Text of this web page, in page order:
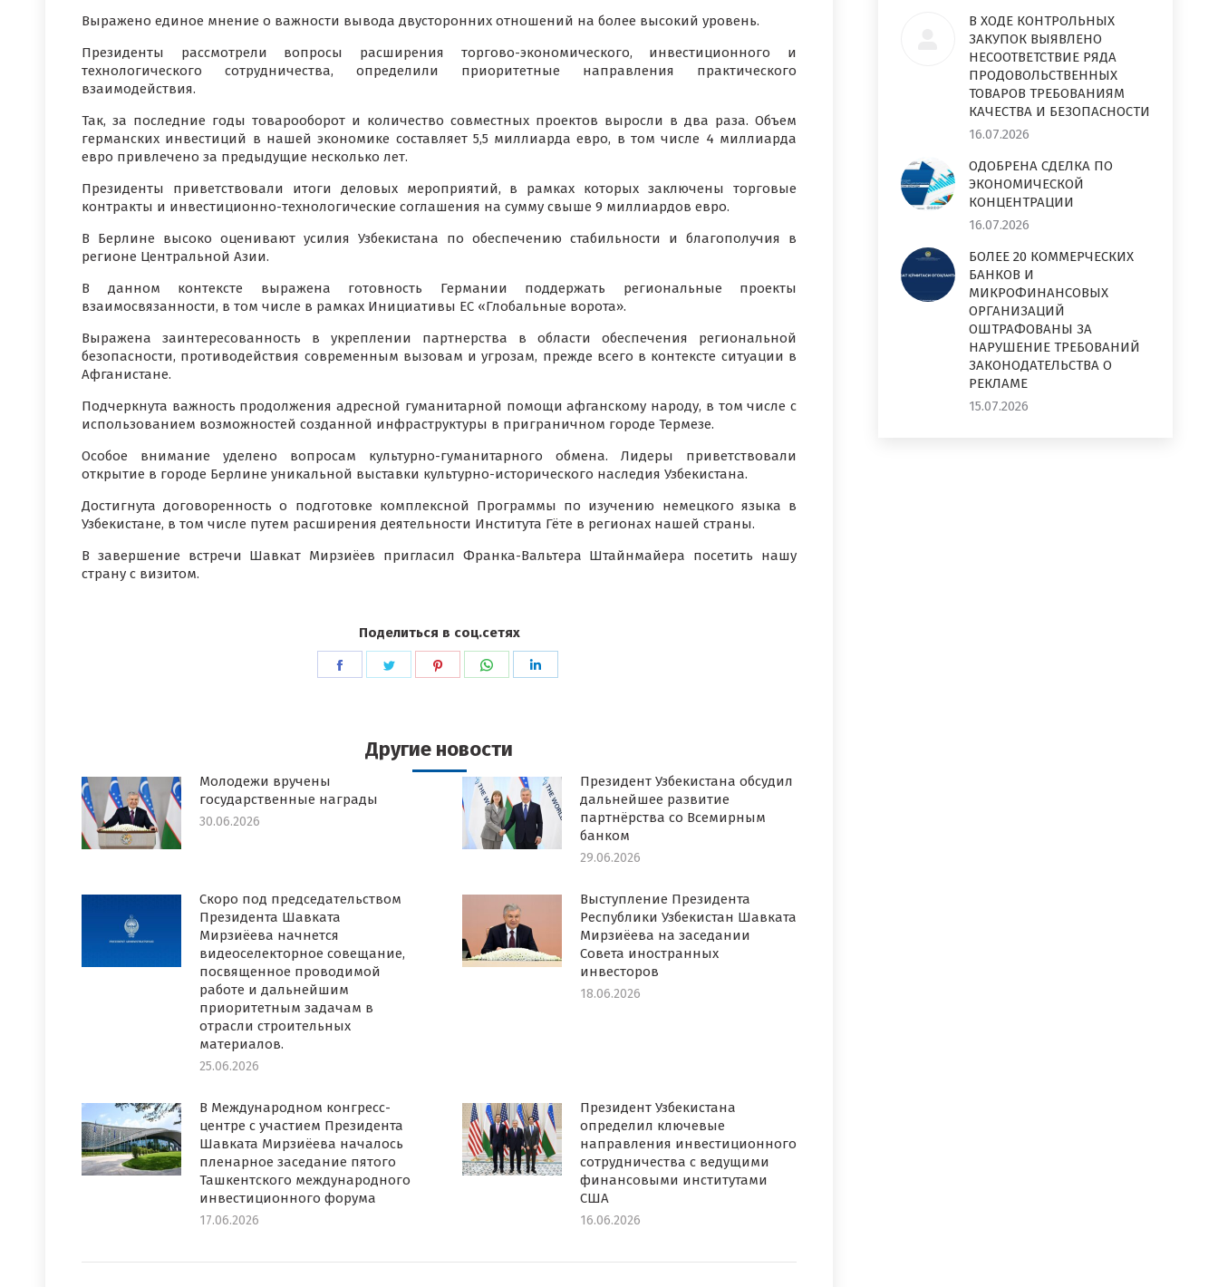
Выражено единое мнение о важности вывода двусторонних отношений на более высокий уровень.
Президенты рассмотрели вопросы расширения торгово-экономического, инвестиционного и
технологического сотрудничества, определили приоритетные направления практического
взаимодействия.
Так, за последние годы товарооборот и количество совместных проектов выросли в два раза. Объем
германских инвестиций в нашей экономике составляет 5,5 миллиарда евро, в том числе 4 миллиарда
евро привлечено за предыдущие несколько лет.
Президенты приветствовали итоги деловых мероприятий, в рамках которых заключены торговые
контракты и инвестиционно-технологические соглашения на сумму свыше 9 миллиардов евро.
В Берлине высоко оценивают усилия Узбекистана по обеспечению стабильности и благополучия в
регионе Центральной Азии.
В данном контексте выражена готовность Германии поддержать региональные проекты
взаимосвязанности, в том числе в рамках Инициативы ЕС «Глобальные ворота».
Выражена заинтересованность в укреплении партнерства в области обеспечения региональной
безопасности, противодействия современным вызовам и угрозам, прежде всего в контексте ситуации в
Афганистане.
Подчеркнута важность продолжения адресной гуманитарной помощи афганскому народу, в том числе с
использованием возможностей созданной инфраструктуры в приграничном городе Термезе.
Особое внимание уделено вопросам культурно-гуманитарного обмена. Лидеры приветствовали
открытие в городе Берлине уникальной выставки культурно-исторического наследия Узбекистана.
Достигнута договоренность о подготовке комплексной Программы по изучению немецкого языка в
Узбекистане, в том числе путем расширения деятельности Института Гёте в регионах нашей страны.
В завершение встречи Шавкат Мирзиёев пригласил Франка-Вальтера Штайнмайера посетить нашу
страну с визитом.
Поделиться в соц.сетях
ПоделитьсяПоделитьсяПоделитьсяПоделиться
Другие новости
Молодежи вручены
государственные награды
30.06.2026
Президент Узбекистана обсудил
дальнейшее развитие
партнёрства со Всемирным
банком
29.06.2026
Скоро под председательством
Президента Шавката
Мирзиёева начнется
видеоселекторное совещание,
посвященное проводимой
работе и дальнейшим
приоритетным задачам в
отрасли строительных
материалов.
25.06.2026
Выступление Президента
Республики Узбекистан Шавката
Мирзиёева на заседании
Совета иностранных
инвесторов
18.06.2026
В Международном конгресс-
центре с участием Президента
Шавката Мирзиёева началось
пленарное заседание пятого
Ташкентского международного
инвестиционного форума
17.06.2026
Президент Узбекистана
определил ключевые
направления инвестиционного
сотрудничества с ведущими
финансовыми институтами
США
16.06.2026
В ХОДЕ КОНТРОЛЬНЫХ
ЗАКУПОК ВЫЯВЛЕНО
НЕСООТВЕТСТВИЕ РЯДА
ПРОДОВОЛЬСТВЕННЫХ
ТОВАРОВ ТРЕБОВАНИЯМ
КАЧЕСТВА И БЕЗОПАСНОСТИ
16.07.2026
ОДОБРЕНА СДЕЛКА ПО
ЭКОНОМИЧЕСКОЙ
КОНЦЕНТРАЦИИ
16.07.2026
БОЛЕЕ 20 КОММЕРЧЕСКИХ
БАНКОВ И
МИКРОФИНАНСОВЫХ
ОРГАНИЗАЦИЙ
ОШТРАФОВАНЫ ЗА
НАРУШЕНИЕ ТРЕБОВАНИЙ
ЗАКОНОДАТЕЛЬСТВА О
РЕКЛАМЕ
15.07.2026